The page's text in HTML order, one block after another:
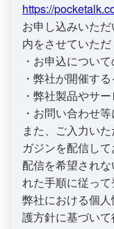
https://
お申し込みいた
内をさせていただ
・お申込につい
・弊社が開催す
・弊社製品やサ
・お問い合わせ
また、ご入力い
ガジンを配信して
配信を希望され
れた手順に従って
弊社における個